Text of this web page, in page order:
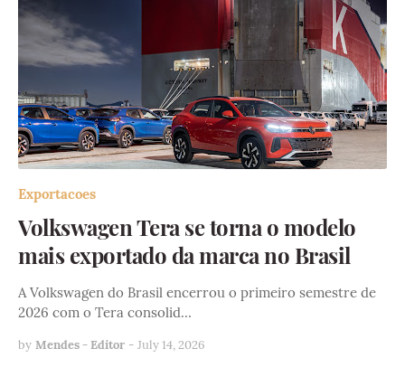
Exportacoes
Volkswagen Tera se torna o modelo
mais exportado da marca no Brasil
A Volkswagen do Brasil encerrou o primeiro semestre de
2026 com o Tera consolid…
by Mendes - Editor - July 14, 2026